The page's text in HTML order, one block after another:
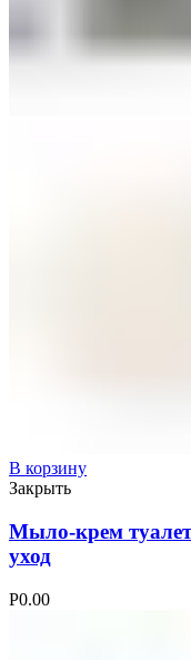
В корзину
Закрыть
Мыло-крем
уход
Р0.00